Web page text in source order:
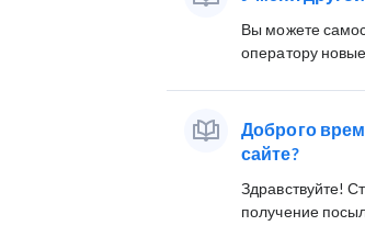
Вы можете
оператору
Доброго
сайте?
Здравствуйте!
получение